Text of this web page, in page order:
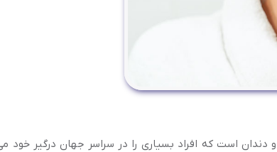
دندان است که افراد بسیاری را در سراسر جهان درگیر